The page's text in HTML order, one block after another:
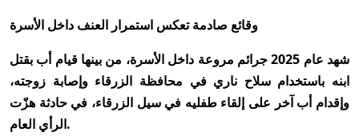
وقائع صادمة تعكس استمرار العنف داخل الأسرة
شهد عام 2025 جرائم مروعة داخل الأسرة، من بينها قيام أب بقتل
ابنه باستخدام سلاح ناري في محافظة الزرقاء وإصابة زوجته،
وإقدام أب آخر على إلقاء طفليه في سيل الزرقاء، في حادثة هزّت
الرأي العام.